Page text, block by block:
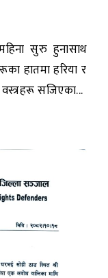
सुरु हुनासाथ
हातमा हरिया र
सजिएका...